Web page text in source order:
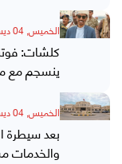
الخميس, 04 ديسمبر, 2025
كلشات:
ينسجم مع
الخميس, 04 ديسمبر, 2025
بعد سيطرة
والخدمات